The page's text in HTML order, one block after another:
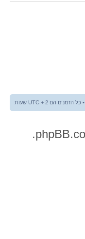
• כל הזמנים הם UTC + 2 שעות